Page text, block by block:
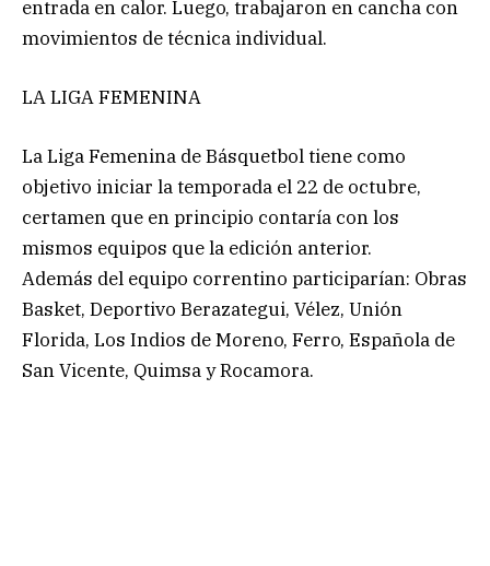
entrada en calor. Luego, trabajaron en cancha con
movimientos de técnica individual.
LA LIGA FEMENINA
La Liga Femenina de Básquetbol tiene como
objetivo iniciar la temporada el 22 de octubre,
certamen que en principio contaría con los
mismos equipos que la edición anterior.
Además del equipo correntino participarían: Obras
Basket, Deportivo Berazategui, Vélez, Unión
Florida, Los Indios de Moreno, Ferro, Española de
San Vicente, Quimsa y Rocamora.